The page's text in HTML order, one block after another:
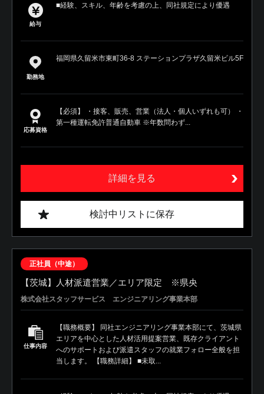
給与
■経験、スキル、年齢を考慮の上、同社規定により優遇
勤務地
福岡県久留米市東町36-8 ステーションプラザ久留米ビル5F
応募資格
【必須】 ・接客、販売、営業（法人・個人いずれも可） ・
第一種運転免許普通自動車 ※年数問わず...
詳細を見る
検討中リストに保存
正社員（中途）
【茨城】人材派遣営業／エリア限定 ※県央
株式会社スタッフサービス エンジニアリング事業本部
仕事内容
【職務概要】 同社エンジニアリング事業本部にて、茨城県
エリアを中心とした人材活用提案営業、既存クライアント
へのサポートおよび派遣スタッフの就業フォロー全般を担
当します。 【職務詳細】 ■未取...